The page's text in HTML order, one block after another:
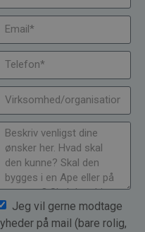
Jeg vil gerne modtage
på mail (bare rolig,